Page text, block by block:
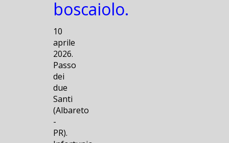
boscaiolo.
10
aprile
2026.
Passo
dei
due
Santi
(Albareto
-
PR).